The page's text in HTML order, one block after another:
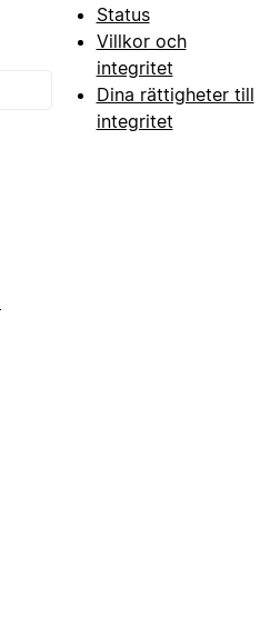
Status
Villkor och
integritet
Dina rättigheter till
integritet